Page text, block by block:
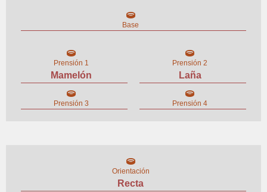
Base
Prensión 1
Mamelón
Prensión 2
Laña
Prensión 3 Prensión 4
Orientación
Recta